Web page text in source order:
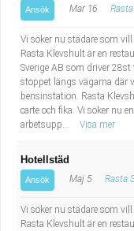
Ansök Mar 16
Vi söker nu städare som
Rasta Klevshult är en
Sverige AB som driver 28st
stoppet längs vägarna där
bensinstation. Rasta
carte och fika. Vi söker nu
arbetsupp...
Visa mer
Hotellstäd
Ansök Maj 5 Rasta
Vi söker nu städare som
Rasta Klevshult är en